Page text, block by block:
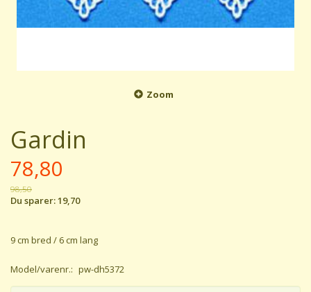
Zoom
Gardin
78,80
98,50
Du sparer:19,70
9 cm bred / 6 cm lang
Model/varenr.: pw-dh5372